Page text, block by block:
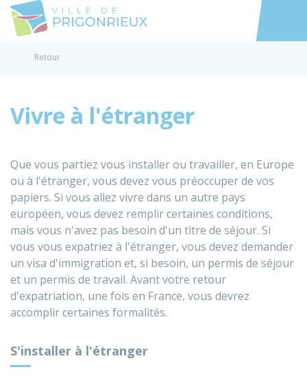
Accéder
Retour
Vivre à l'étranger
Que vous partiez vous installer ou travailler, en Europe
ou à l'étranger, vous devez vous préoccuper de vos
papiers. Si vous allez vivre dans un autre pays
européen, vous devez remplir certaines conditions,
mais vous n'avez pas besoin d'un titre de séjour. Si
vous vous expatriez à l'étranger, vous devez demander
un visa d'immigration et, si besoin, un permis de séjour
et un permis de travail. Avant votre retour
d'expatriation, une fois en France, vous devrez
accomplir certaines formalités.
S'installer à l'étranger